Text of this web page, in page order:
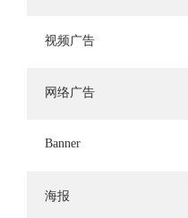
视频广告
网络广告
Banner
海报